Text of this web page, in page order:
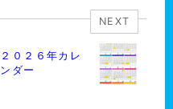
NEXT
２０２６年カレ
ンダー